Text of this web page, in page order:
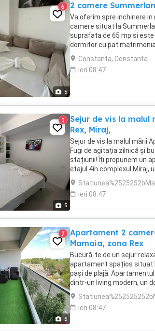
5
6 2 camere
Va oferim spre inchiriere
camere situat la
suprafata de 65 mp si
dormitor cu pat
terasa. Confortul
Constanta, Constanta
ieri 08:47
5
1
Sejur de vis la malul
Rex, Miraj,
Sejur de vis la malul mării
Fugi de agitația zilnică și
stațiunii! Îți propunem un
etajul 4în complexul Miraj,
Rex la doar ...
ieri 08:47
5
7
Apartament 2
Mamaia, zona Rex
Bucură-te de un sejur
apartament spațios situat
pași de plajă.
dintr-un living modern, un
utilată și o baie dotată ...
ieri 08:47